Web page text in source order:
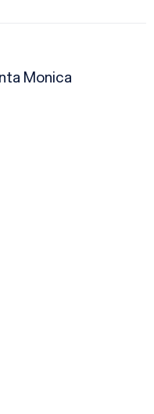
Monica